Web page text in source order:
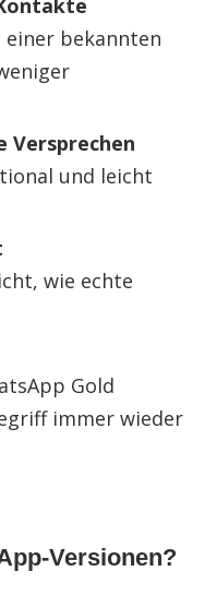
einer bekannten
Versprechen
und leicht
wie echte
Gold
immer wieder
Versionen?